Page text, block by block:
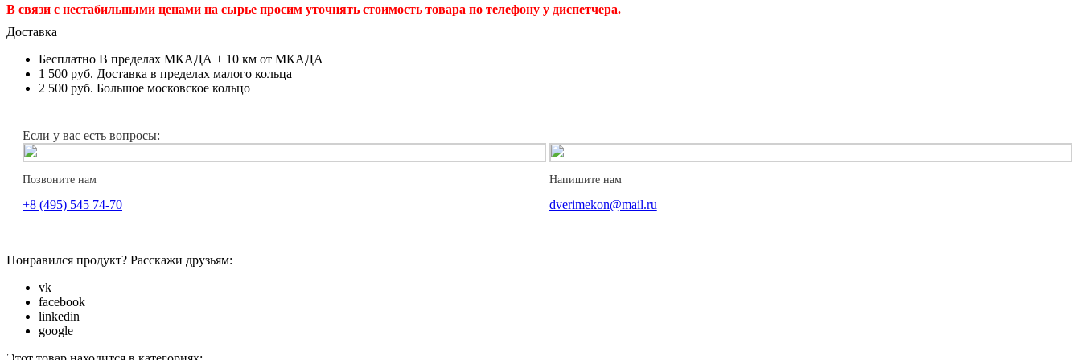
В связи с нестабильными ценами на сырье просим уточнять стоимость товара по телефону у диспетчера.
Доставка
Бесплатно В пределах МКАДА + 10 км от МКАДА
1 500 руб. Доставка в пределах малого кольца
2 500 руб. Большое московское кольцо
Если у вас есть вопросы:
Позвоните нам
+8 (495) 545 74-70
Напишите нам
dverimekon@mail.ru
Понравился продукт? Расскажи друзьям:
vk
facebook
linkedin
google